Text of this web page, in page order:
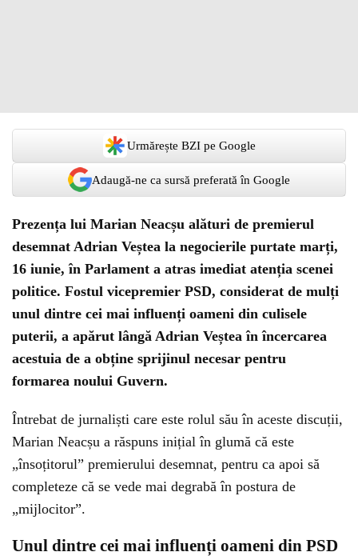
Urmărește BZI pe Google
Adaugă-ne ca sursă preferată în Google
Prezența lui Marian Neacșu alături de premierul
desemnat Adrian Veștea la negocierile purtate marți,
16 iunie, în Parlament a atras imediat atenția scenei
politice. Fostul vicepremier PSD, considerat de mulți
unul dintre cei mai influenți oameni din culisele
puterii, a apărut lângă Adrian Veștea în încercarea
acestuia de a obține sprijinul necesar pentru
formarea noului Guvern.
Întrebat de jurnaliști care este rolul său în aceste discuții,
Marian Neacșu a răspuns inițial în glumă că este
„însoțitorul” premierului desemnat, pentru ca apoi să
completeze că se vede mai degrabă în postura de
„mijlocitor”.
Unul dintre cei mai influenți oameni din PSD